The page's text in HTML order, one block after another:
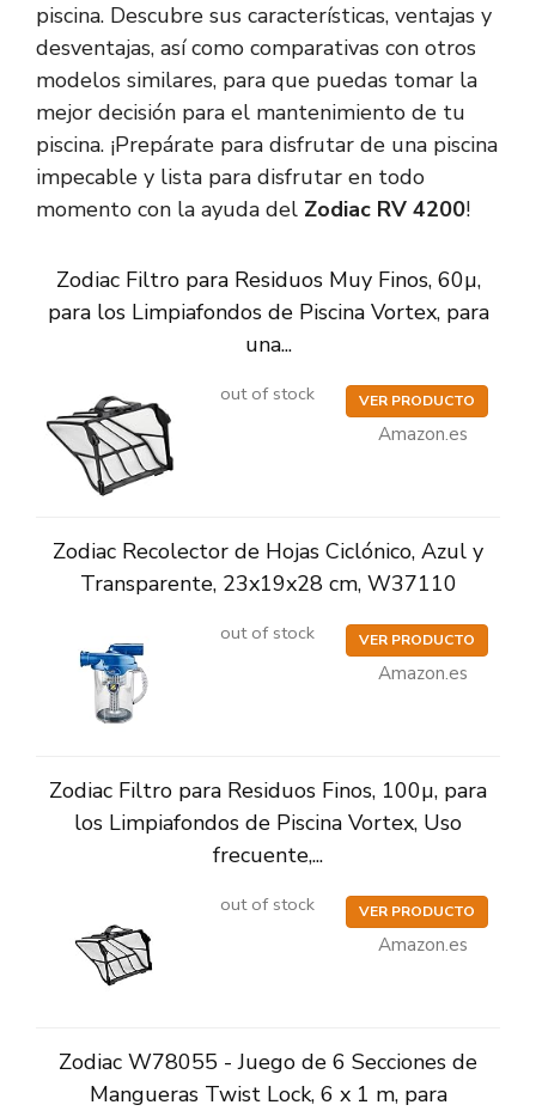
piscina. Descubre sus características, ventajas y
desventajas, así como comparativas con otros
modelos similares, para que puedas tomar la
mejor decisión para el mantenimiento de tu
piscina. ¡Prepárate para disfrutar de una piscina
impecable y lista para disfrutar en todo
momento con la ayuda del Zodiac RV 4200!
Zodiac Filtro para Residuos Muy Finos, 60µ,
para los Limpiafondos de Piscina Vortex, para
una...
out of stock VER PRODUCTO
Amazon.es
Zodiac Recolector de Hojas Ciclónico, Azul y
Transparente, 23x19x28 cm, W37110
out of stock VER PRODUCTO
Amazon.es
Zodiac Filtro para Residuos Finos, 100µ, para
los Limpiafondos de Piscina Vortex, Uso
frecuente,...
out of stock VER PRODUCTO
Amazon.es
Zodiac W78055 - Juego de 6 Secciones de
Mangueras Twist Lock, 6 x 1 m, para